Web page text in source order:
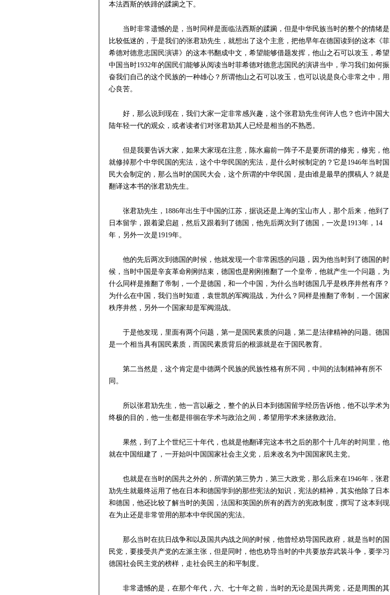
本法西斯的铁蹄的蹂躏之下。
当时非常遗憾的是，当时同样是面临法西斯的蹂躏，但是中华民族当时的整个的情绪是
比较低迷的，于是我们的张君劢先生，就想出了这个主意，把他早年在德国读到的这本《菲
希德对德意志国民演讲》的这本书翻成中文，希望能够借题发挥，他山之石可以攻玉，希望
中国当时1932年的国民们能够从阅读当时菲希德对德意志国民的演讲当中，学习我们如何振
奋我们自己的这个民族的一种雄心？所谓他山之石可以攻玉，也可以说是良心非常之中，用
心良苦。
好，那么说到现在，我们大家一定非常感兴趣，这个张君劢先生何许人也？也许中国大
陆年轻一代的观众，或者读者们对张君劢其人已经是相当的不熟悉。
但是我要告诉大家，如果大家现在注意，陈水扁前一阵子不是要所谓的修宪，修宪，他
就修掉那个中华民国的宪法，这个中华民国的宪法，是什么时候制定的？它是1946年当时国
民大会制定的，那么当时的国民大会，这个所谓的中华民国，是由谁是最早的撰稿人？就是
翻译这本书的张君劢先生。
张君劢先生，1886年出生于中国的江苏，据说还是上海的宝山市人，那个后来，他到了
日本留学，跟着梁启超，然后又跟着到了德国，他先后两次到了德国，一次是1913年，14
年，另外一次是1919年。
他的先后两次到德国的时候，他就发现一个非常困惑的问题，因为他当时到了德国的时
候，当时中国是辛亥革命刚刚结束，德国也是刚刚推翻了一个皇帝，他就产生一个问题，为
什么同样是推翻了帝制，一个是德国，和一个中国，为什么当时德国几乎是秩序井然有序？
为什么在中国，我们当时知道，袁世凯的军阀混战，为什么？同样是推翻了帝制，一个国家
秩序井然，另外一个国家却是军阀混战。
于是他发现，里面有两个问题，第一是国民素质的问题，第二是法律精神的问题。德国
是一个相当具有国民素质，而国民素质背后的根源就是在于国民教育。
第二当然是，这个肯定是中德两个民族的民族性格有所不同，中间的法制精神有所不
同。
所以张君劢先生，他一言以蔽之，整个的从日本到德国留学经历告诉他，他不以学术为
终极的目的，他一生都是徘徊在学术与政治之间，希望用学术来拯救政治。
果然，到了上个世纪三十年代，也就是他翻译完这本书之后的那个十几年的时间里，他
就在中国组建了，一开始叫中国国家社会主义党，后来改名为中国国家民主党。
也就是在当时的国共之外的，所谓的第三势力，第三大政党，那么后来在1946年，张君
劢先生就最终运用了他在日本和德国学到的那些宪法的知识，宪法的精神，其实他除了日本
和德国，他还比较了解当时的美国，法国和英国的所有的西方的宪政制度，撰写了这本到现
在为止还是非常管用的那本中华民国的宪法。
那么当时在抗日战争和以及国共内战之间的时候，他曾经劝导国民政府，就是当时的国
民党，要接受共产党的左派主张，但是同时，他也劝导当时的中共要放弃武装斗争，要学习
德国社会民主党的榜样，走社会民主的和平制度。
非常遗憾的是，在那个年代，六、七十年之前，当时的无论是国共两党，还是周围的其